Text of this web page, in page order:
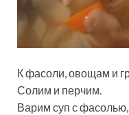
К фасоли, овощам и
Солим и перчим.
Варим суп с